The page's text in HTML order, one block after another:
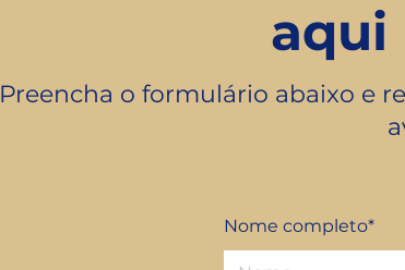
aqui
Preencha o formulário abaixo e
Nome completo*